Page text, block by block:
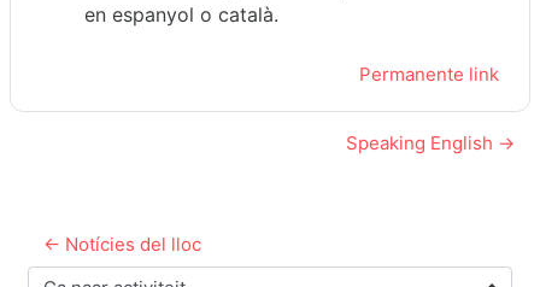
en espanyol o català.
Permanente link
Speaking English →
← Notícies del lloc